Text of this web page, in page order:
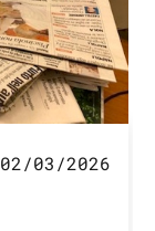
02/03/2026